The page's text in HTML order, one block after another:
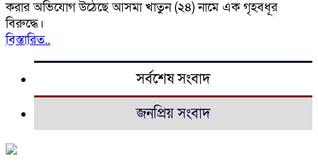
করার অভিযোগ উঠেছে আসমা খাতুন (২৪) নামে এক গৃহবধূর
বিরুদ্ধে।
বিস্তারিত..
সর্বশেষ সংবাদ
জনপ্রিয় সংবাদ